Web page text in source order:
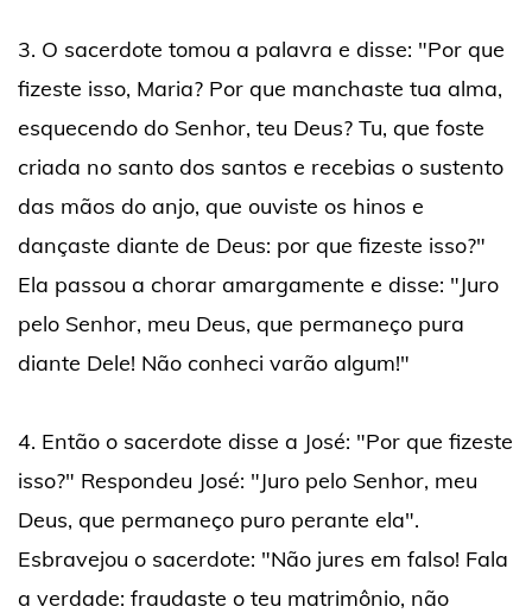
3. O sacerdote tomou a palavra e disse: "Por que
fizeste isso, Maria? Por que manchaste tua alma,
esquecendo do Senhor, teu Deus? Tu, que foste
criada no santo dos santos e recebias o sustento
das mãos do anjo, que ouviste os hinos e
dançaste diante de Deus: por que fizeste isso?"
Ela passou a chorar amargamente e disse: "Juro
pelo Senhor, meu Deus, que permaneço pura
diante Dele! Não conheci varão algum!"
4. Então o sacerdote disse a José: "Por que fizeste
isso?" Respondeu José: "Juro pelo Senhor, meu
Deus, que permaneço puro perante ela".
Esbravejou o sacerdote: "Não jures em falso! Fala
a verdade: fraudaste o teu matrimônio, não